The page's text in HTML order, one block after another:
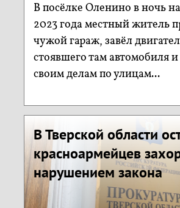
В посёлке Оленино в ночь
2023 года местный житель
чужой гараж, завёл
стоявшего там автомобиля
своим делам по улицам...
В Тверской области
красноармейцев
нарушением закона